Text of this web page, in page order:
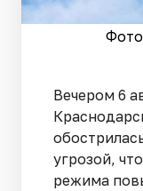
Вечером 6
угрозой,
режима